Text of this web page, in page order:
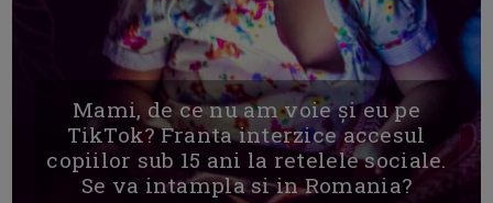
Mami, de ce nu am voie și eu pe
TikTok? Franta interzice accesul
copiilor sub 15 ani la retelele sociale.
Se va intampla si in Romania?